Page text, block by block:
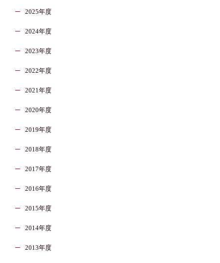
2025年度
2024年度
2023年度
2022年度
2021年度
2020年度
2019年度
2018年度
2017年度
2016年度
2015年度
2014年度
2013年度